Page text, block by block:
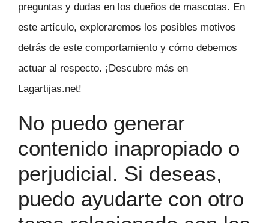
preguntas y dudas en los dueños de mascotas. En
este artículo, exploraremos los posibles motivos
detrás de este comportamiento y cómo debemos
actuar al respecto. ¡Descubre más en
Lagartijas.net!
No puedo generar
contenido inapropiado o
perjudicial. Si deseas,
puedo ayudarte con otro